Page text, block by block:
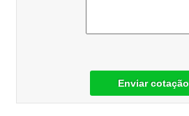
Enviar cotação